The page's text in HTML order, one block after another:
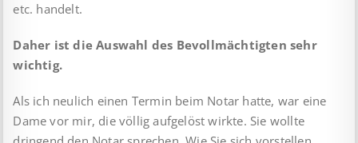
etc. handelt.
Daher ist die Auswahl des Bevollmächtigten sehr
wichtig.
Als ich neulich einen Termin beim Notar hatte, war eine
Dame vor mir, die völlig aufgelöst wirkte. Sie wollte